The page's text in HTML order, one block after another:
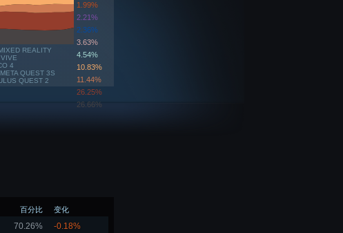
1.99%
2.21%
2.36%
3.63%
4.54%
10.83%
11.44%
26.25%
26.66%
REALITY
VIVE
4
META QUEST 3S
QUEST 2
百分比 变化
70.26% -0.18%